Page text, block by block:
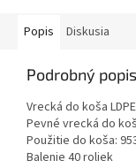
Popis Diskusia
Podrobný popis
Vrecká do koša
Pevné vrecká do
Použitie do koša:
Balenie 40 roliek